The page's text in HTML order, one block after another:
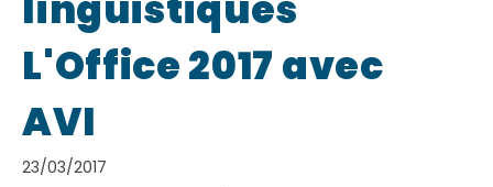
L'Office 2017 avec
AVI
23/03/2017